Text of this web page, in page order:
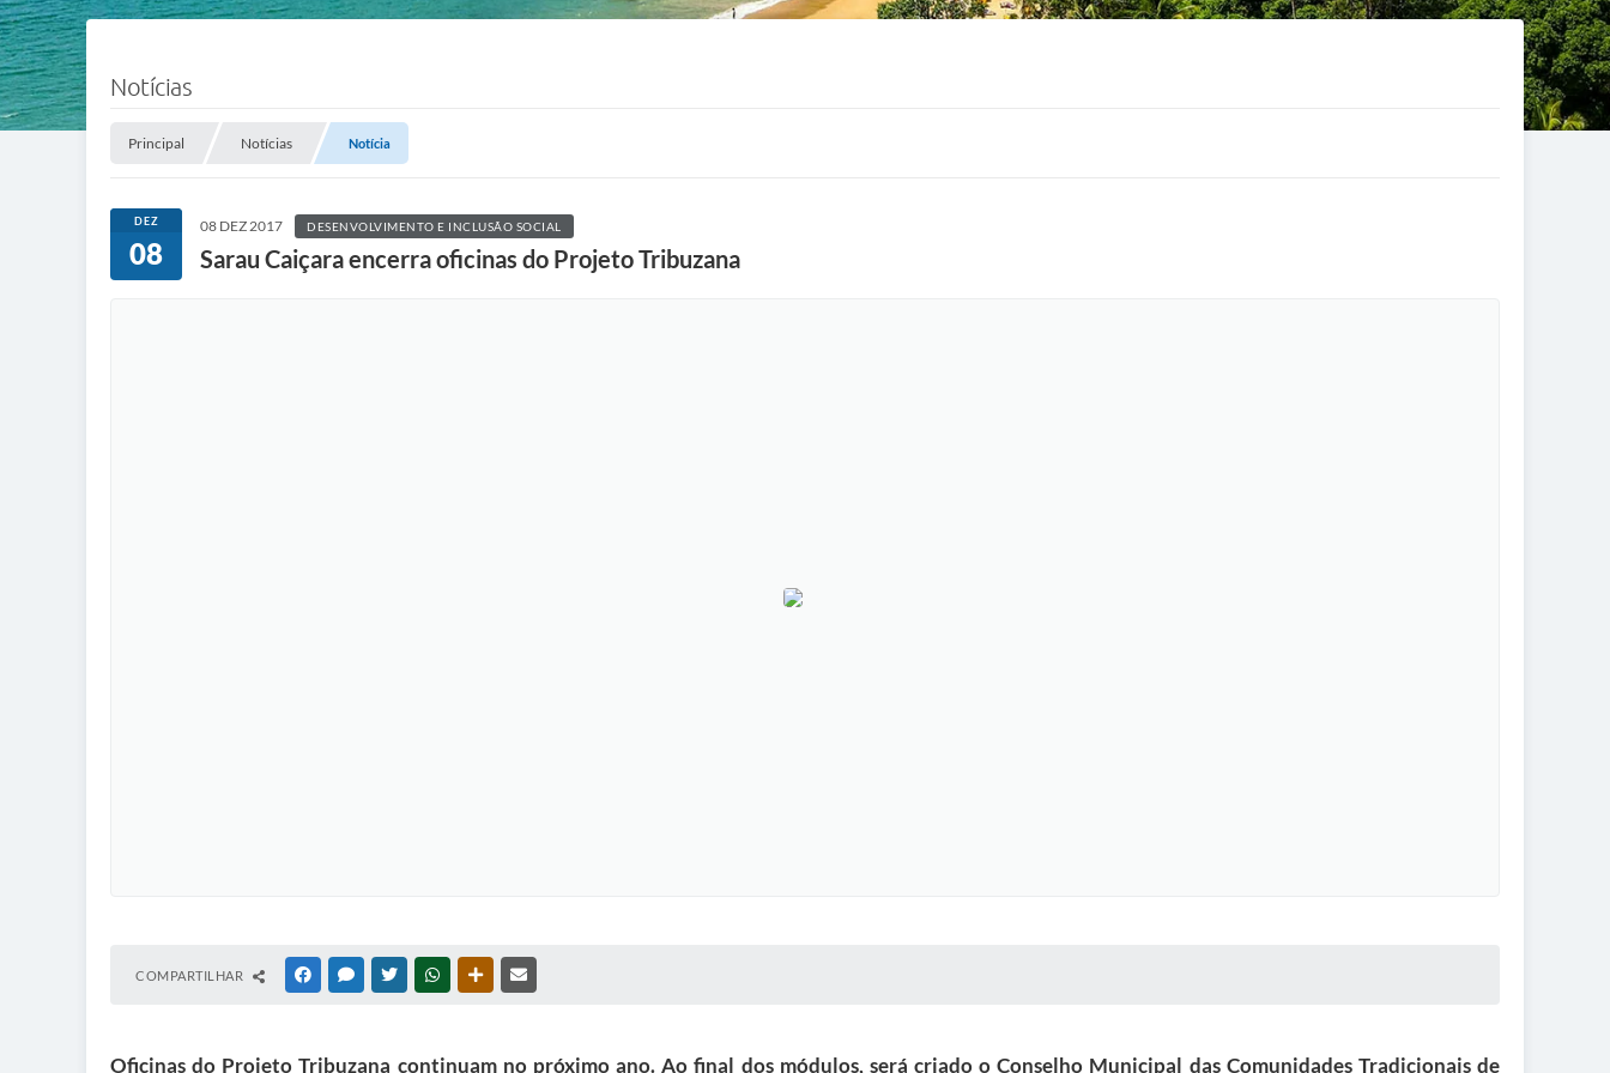
Notícias
Principal Notícias Notícia
DEZ
08
08 DEZ 2017 DESENVOLVIMENTO E INCLUSÃO SOCIAL
Sarau Caiçara encerra oficinas do Projeto Tribuzana
COMPARTILHAR FACEBOOKMESSENGER
TWITTERWHATSAPPOUTRAS MÍDIAS
Oficinas do Projeto Tribuzana continuam no próximo ano. Ao final dos módulos, será criado o Conselho Municipal das Comunidades Tradicionais de